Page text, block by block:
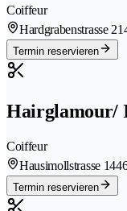
Coiffeur
Hardgrabenstrasse 21
Termin reservieren
Hairglamour/
Coiffeur
Hausimollstrasse 14
Termin reservieren